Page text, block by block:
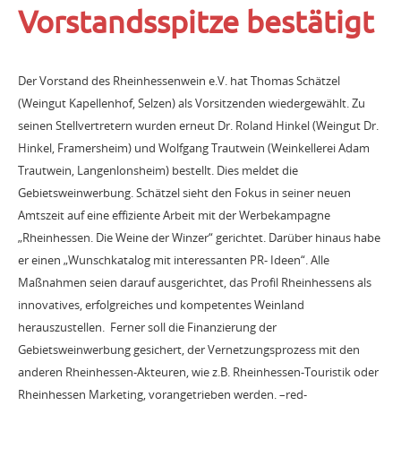
Vorstandsspitze bestätigt
Der Vorstand des Rheinhessenwein e.V. hat Thomas Schätzel
(Weingut Kapellenhof, Selzen) als Vorsitzenden wiedergewählt. Zu
seinen Stellvertretern wurden erneut Dr. Roland Hinkel (Weingut Dr.
Hinkel, Framersheim) und Wolfgang Trautwein (Weinkellerei Adam
Trautwein, Langenlonsheim) bestellt. Dies meldet die
Gebietsweinwerbung. Schätzel sieht den Fokus in seiner neuen
Amtszeit auf eine effiziente Arbeit mit der Werbekampagne
„Rheinhessen. Die Weine der Winzer“ gerichtet. Darüber hinaus habe
er einen „Wunschkatalog mit interessanten PR- Ideen“. Alle
Maßnahmen seien darauf ausgerichtet, das Profil Rheinhessens als
innovatives, erfolgreiches und kompetentes Weinland
herauszustellen. Ferner soll die Finanzierung der
Gebietsweinwerbung gesichert, der Vernetzungsprozess mit den
anderen Rheinhessen-Akteuren, wie z.B. Rheinhessen-Touristik oder
Rheinhessen Marketing, vorangetrieben werden. –red-